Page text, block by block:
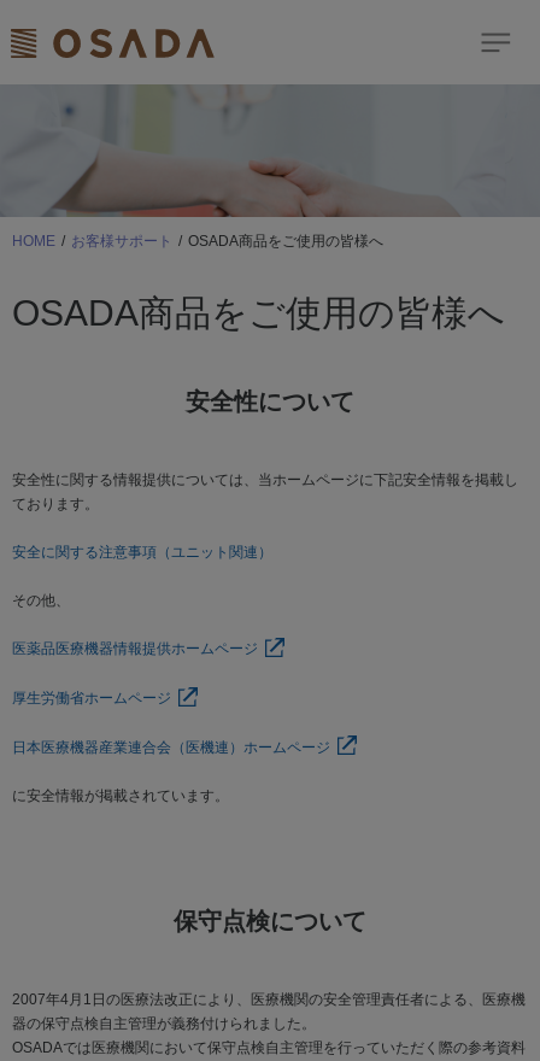
Dream Comes True
歯科商品のご案内
イベント
ニュース＆トピックス
Global
獣医科サイト
ZOOM UP
サイトマップ
HOME お客様サポート OSADA商品をご使用の皆様へ
OSADA商品をご使用の皆様へ
安全性について
安全性に関する情報提供については、当ホームページに下記安全情報を掲載し
ております。
安全に関する注意事項（ユニット関連）
その他、
医薬品医療機器情報提供ホームページ
厚生労働省ホームページ
日本医療機器産業連合会（医機連）ホームページ
に安全情報が掲載されています。
保守点検について
2007年4月1日の医療法改正により、医療機関の安全管理責任者による、医療機
器の保守点検自主管理が義務付けられました。
OSADAでは医療機関において保守点検自主管理を行っていただく際の参考資料